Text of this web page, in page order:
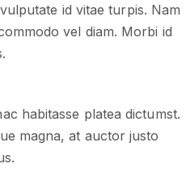
id vitae turpis. Nam
vel diam. Morbi id
habitasse platea dictumst.
magna, at auctor justo